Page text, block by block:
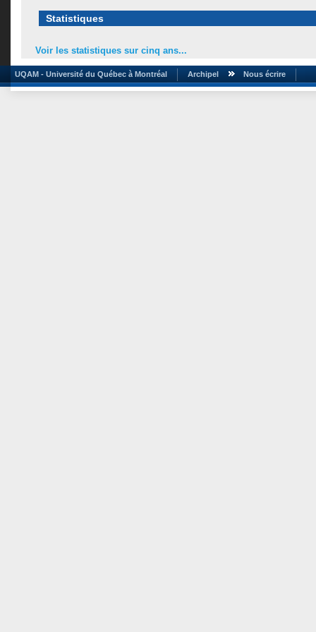
Statistiques
Voir les statistiques sur cinq ans...
UQAM - Université du Québec à Montréal Archipel Nous écrire